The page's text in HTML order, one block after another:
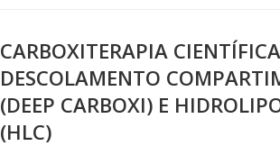
CARBOXITERAPIA
DESCOLAMENTO
(DEEP CARBOXI) E
(HLC)